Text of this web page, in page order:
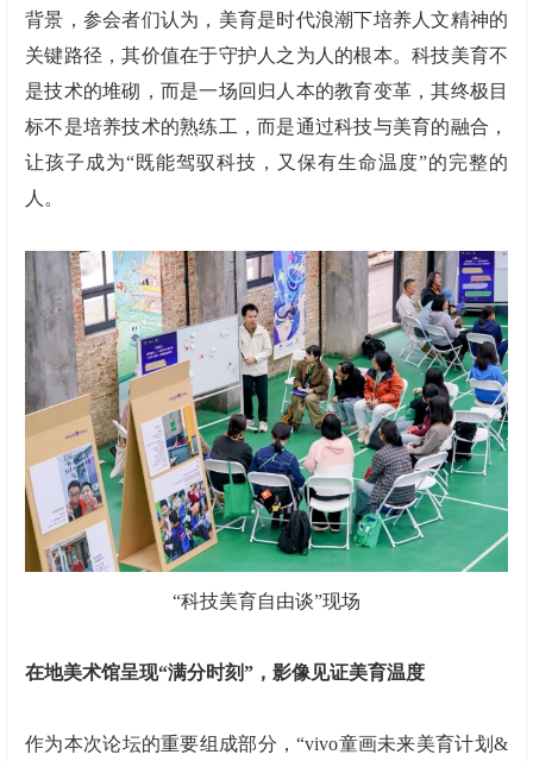
背景，参会者们认为，美育是时代浪潮下培养人文精神的
关键路径，其价值在于守护人之为人的根本。科技美育不
是技术的堆砌，而是一场回归人本的教育变革，其终极目
标不是培养技术的熟练工，而是通过科技与美育的融合，
让孩子成为“既能驾驭科技，又保有生命温度”的完整的
人。
“科技美育自由谈”现场
在地美术馆呈现“满分时刻” ，影像见证美育温度
作为本次论坛的重要组成部分，“vivo童画未来美育计划&